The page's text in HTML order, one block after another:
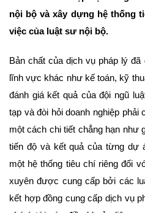
nội bộ và xây dựng hệ thống
việc của luật sư nội bộ.
Bản chất của dịch vụ pháp lý
lĩnh vực khác như kế toán, kỹ
đánh giá kết quả của đội ngũ
tạp và đòi hỏi doanh nghiệp phải
một cách chi tiết chẳng hạn như
tiến độ và kết quả của từng dự
một hệ thống tiêu chí riêng đối
xuyên được cung cấp bởi các
kết hợp đồng cung cấp dịch vụ